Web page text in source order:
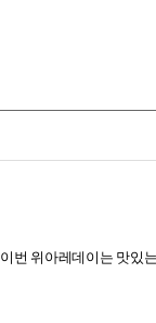
이번 위아레데이는 맛있